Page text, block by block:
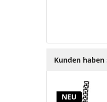
Kunden haben
NEU